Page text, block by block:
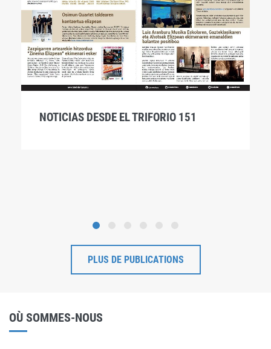
NOTICIAS DESDE EL TRIFORIO 151
PLUS DE PUBLICATIONS
OÙ SOMMES-NOUS